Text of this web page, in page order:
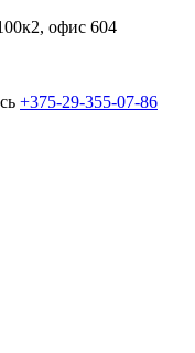
офис 604
+375-29-355-07-86